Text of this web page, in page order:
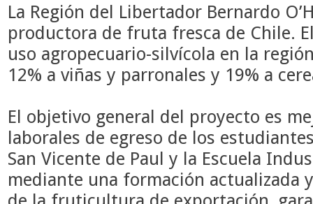
La Región del Libertador Bernardo
productora de fruta fresca de Chile.
uso agropecuario-silvícola en la
12% a viñas y parronales y 19% a
El objetivo general del proyecto es
laborales de egreso de los
San Vicente de Paul y la Escuela
mediante una formación actualizada